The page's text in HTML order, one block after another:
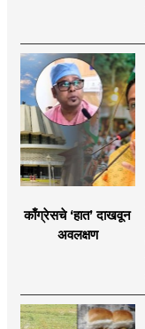
काँग्रेसचे ‘हात’ दाखवून
अवलक्षण